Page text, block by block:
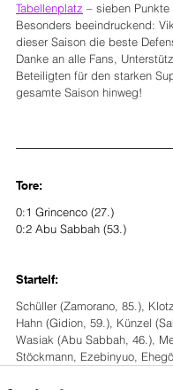
Tabellenplatz – sieben
Besonders beeindruckend:
dieser Saison die beste
Danke an alle Fans,
Beteiligten für den starken
gesamte Saison hinweg!
Tore:
0:1 Grincenco (27.)
0:2 Abu Sabbah (53.)
Startelf:
Schüller (Zamorano, 85.),
Hahn (Gidion, 59.), Künzel
Wasiak (Abu Sabbah, 46.),
Stöckmann, Ezebinyuo,